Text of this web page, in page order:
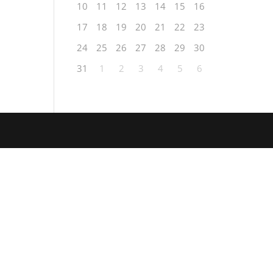
10
11 12 13 14 15
16
17
18 19 20 21 22
23
24
25 26 27 28 29
30
31
1 2 3 4 5 6